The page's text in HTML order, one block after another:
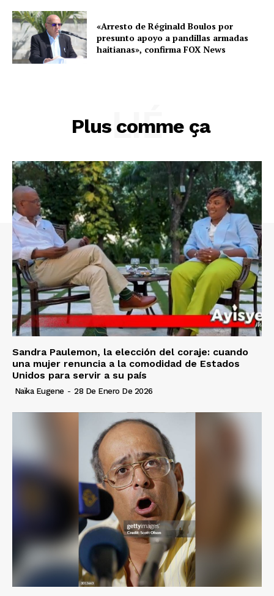
«Arresto de Réginald Boulos por
presunto apoyo a pandillas armadas
haitianas», confirma FOX News
Plus comme ça
LIÉ
Sandra Paulemon, la elección del coraje: cuando
una mujer renuncia a la comodidad de Estados
Unidos para servir a su país
Naïka Eugene - 28 De Enero De 2026